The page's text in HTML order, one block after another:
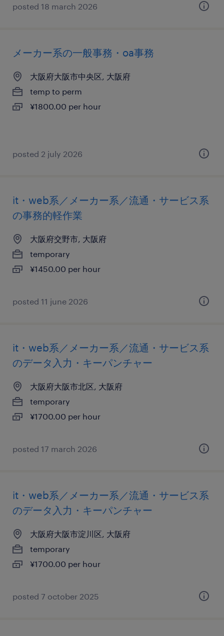
posted 18 march 2026
メーカー系の一般事務・oa事務
大阪府大阪市中央区, 大阪府
temp to perm
¥1800.00 per hour
posted 2 july 2026
it・web系／メーカー系／流通・サービス系
の事務的軽作業
大阪府交野市, 大阪府
temporary
¥1450.00 per hour
posted 11 june 2026
it・web系／メーカー系／流通・サービス系
のデータ入力・キーパンチャー
大阪府大阪市北区, 大阪府
temporary
¥1700.00 per hour
posted 17 march 2026
it・web系／メーカー系／流通・サービス系
のデータ入力・キーパンチャー
大阪府大阪市淀川区, 大阪府
temporary
¥1700.00 per hour
posted 7 october 2025